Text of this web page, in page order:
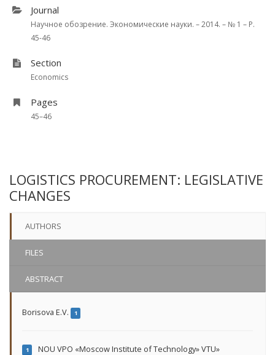
Journal
Научное обозрение. Экономические науки. – 2014. – № 1 – P.
45-46
Section
Economics
Pages
45–46
LOGISTICS PROCUREMENT: LEGISLATIVE
CHANGES
AUTHORS
FILES
ABSTRACT
Borisova E.V. 1
1 NOU VPO «Moscow Institute of Technology» VTU»